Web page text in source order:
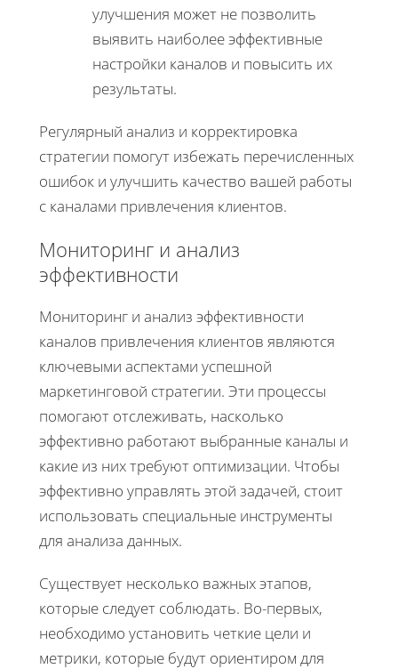
улучшения может не позволить
выявить наиболее эффективные
настройки каналов и повысить их
результаты.
Регулярный анализ и корректировка
стратегии помогут избежать перечисленных
ошибок и улучшить качество вашей работы
с каналами привлечения клиентов.
Мониторинг и анализ
эффективности
Мониторинг и анализ эффективности
каналов привлечения клиентов являются
ключевыми аспектами успешной
маркетинговой стратегии. Эти процессы
помогают отслеживать, насколько
эффективно работают выбранные каналы и
какие из них требуют оптимизации. Чтобы
эффективно управлять этой задачей, стоит
использовать специальные инструменты
для анализа данных.
Существует несколько важных этапов,
которые следует соблюдать. Во-первых,
необходимо установить четкие цели и
метрики, которые будут ориентиром для